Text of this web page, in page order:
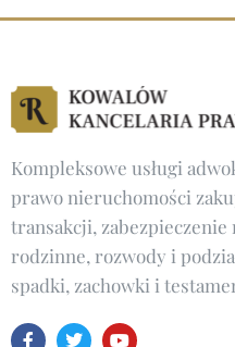
Kompleksowe usługi
prawo nieruchomości
transakcji, zabezpieczenie
rodzinne, rozwody i
spadki, zachowki i